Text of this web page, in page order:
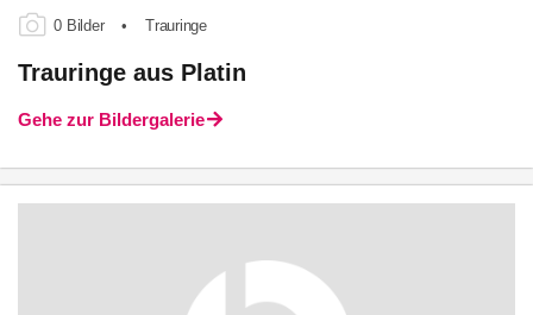
0 Bilder • Trauringe
Trauringe aus Platin
Gehe zur Bildergalerie